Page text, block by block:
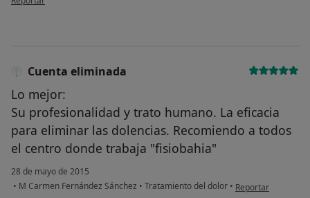
Cuenta eliminada
Lo mejor:
Su profesionalidad y trato humano. La eficacia
para eliminar las dolencias. Recomiendo a todos
el centro donde trabaja "fisiobahia"
28 de mayo de 2015
• M Carmen Fernández Sánchez • Tratamiento del dolor • en opinión del
Reportar